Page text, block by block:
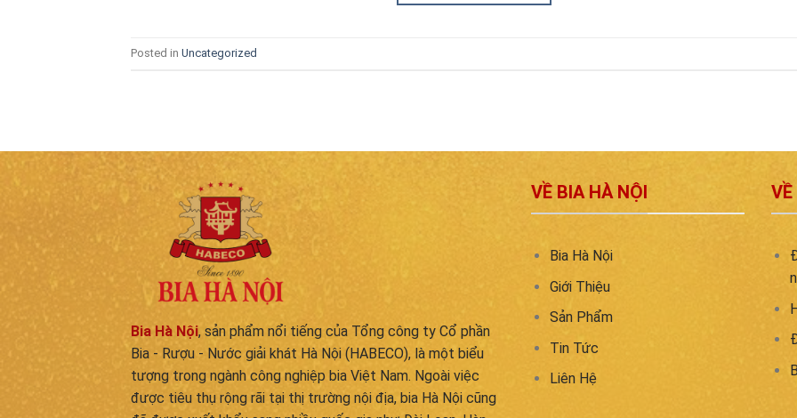
Posted in Uncategorized
Bia Hà Nội, sản phẩm nổi tiếng của Tổng công ty Cổ phần
Bia - Rượu - Nước giải khát Hà Nội (HABECO), là một biểu
tượng trong ngành công nghiệp bia Việt Nam. Ngoài việc
được tiêu thụ rộng rãi tại thị trường nội địa, bia Hà Nội cũng
VỀ BIA HÀ NỘI
Bia Hà Nội
Giới Thiệu
Sản Phẩm
Tin Tức
Liên Hệ